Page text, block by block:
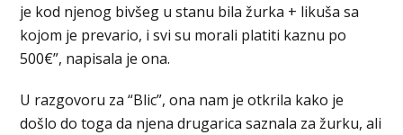
je kod njenog bivšeg u stanu bila žurka + likuša sa
kojom je prevario, i svi su morali platiti kaznu po
500€”, napisala je ona.
U razgovoru za “Blic”, ona nam je otkrila kako je
došlo do toga da njena drugarica saznala za žurku, ali